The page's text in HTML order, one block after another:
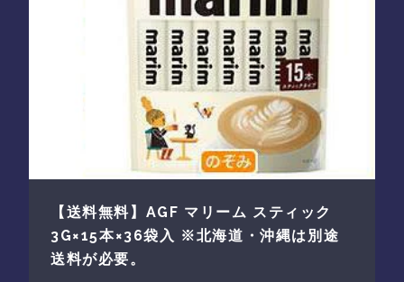
【送料無料】AGF マリーム スティック
3G×15本×36袋入 ※北海道・沖縄は別途
送料が必要。